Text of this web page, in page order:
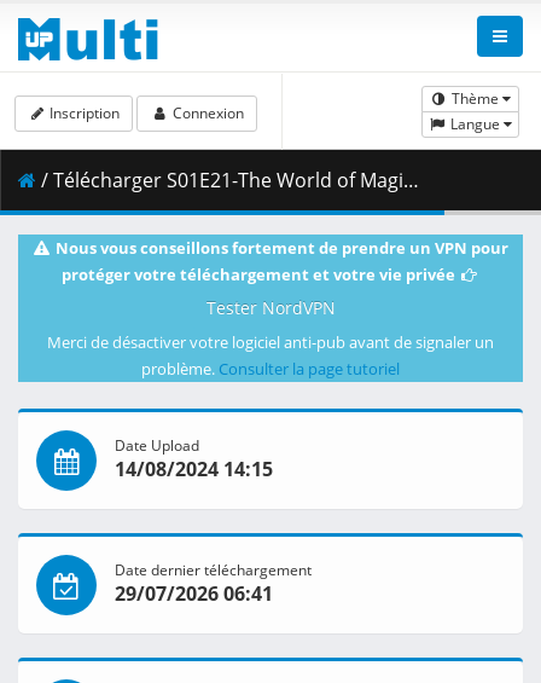
Thème
Langue
Inscription Connexion
/ Télécharger S01E21-The World of Magic [FBF19810].mkv.001 ( 303.40 MB )
Nous vous conseillons fortement de prendre un VPN pour
protéger votre téléchargement et votre vie privée
Tester NordVPN
Merci de désactiver votre logiciel anti-pub avant de signaler un
problème. Consulter la page tutoriel
Date Upload
14/08/2024 14:15
Date dernier téléchargement
29/07/2026 06:41